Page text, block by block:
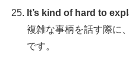
It’s kind of hard to
複雑な事柄を話す際に
です。